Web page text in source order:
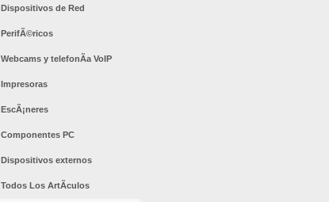
Dispositivos de Red
PerifÃ©ricos
Webcams y telefonÃ­a VoIP
Impresoras
EscÃ¡neres
Componentes PC
Dispositivos externos
Todos Los ArtÃ­culos